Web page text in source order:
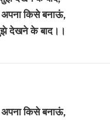
किसे बनाऊं,
देखने के बाद।।
किसे बनाऊं,